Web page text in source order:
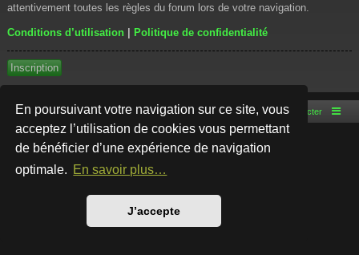
En poursuivant votre navigation sur ce site, vous
acceptez l’utilisation de cookies vous permettant
de bénéficier d’une expérience de navigation
optimale. En savoir plus…
J’accepte
attentivement toutes les règles du forum lors de votre navigation.
Conditions d’utilisation | Politique de confidentialité
Inscription
Accueil du forum Nous contacter
Développé parphpBB® Forum Software © phpBB Limited
Style par
Traduction française officielle